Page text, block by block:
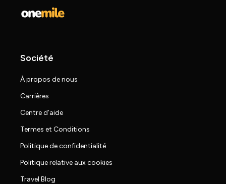
Société
À propos de nous
Carrières
Centre d’aide
Termes et Conditions
Politique de confidentialité
Politique relative aux cookies
Travel Blog